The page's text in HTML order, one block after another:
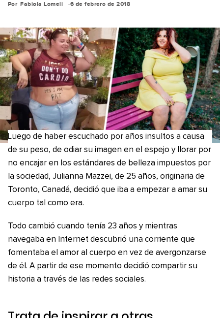
Por Fabiola Lomeli 6 de febrero de 2018
Luego de haber escuchado por años insultos a causa
de su peso, de odiar su imagen en el espejo y llorar por
no encajar en los estándares de belleza impuestos por
la sociedad, Julianna Mazzei, de 25 años, originaria de
Toronto, Canadá, decidió que iba a empezar a amar su
cuerpo tal como era.
Todo cambió cuando tenía 23 años y mientras
navegaba en Internet descubrió una corriente que
fomentaba el amor al cuerpo en vez de avergonzarse
de él. A partir de ese momento decidió compartir su
historia a través de las redes sociales.